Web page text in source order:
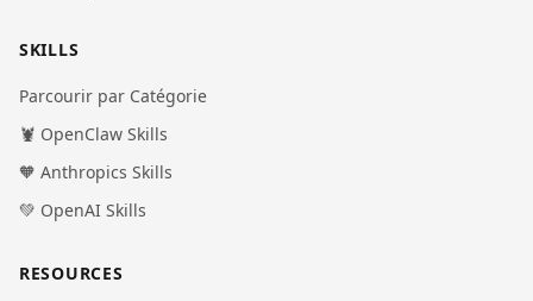
SKILLS
Parcourir par Catégorie
🦞 OpenClaw Skills
🧡 Anthropics Skills
💚 OpenAI Skills
RESOURCES